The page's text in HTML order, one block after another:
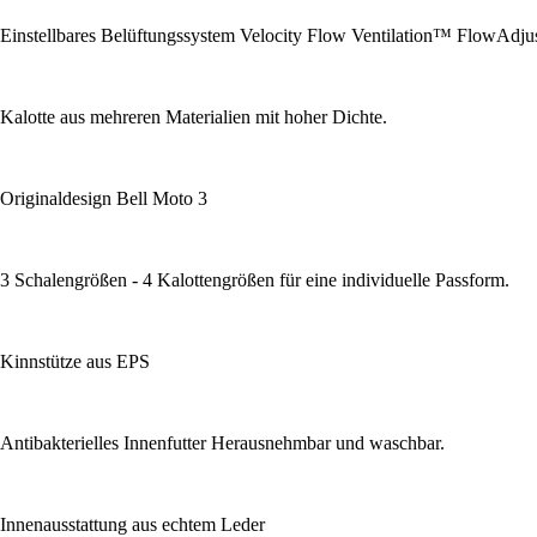
Einstellbares Belüftungssystem Velocity Flow Ventilation™
Kalotte aus mehreren Materialien mit hoher Dichte.
Originaldesign Bell Moto 3
3 Schalengrößen - 4 Kalottengrößen für eine individuelle Passform.
Kinnstütze aus EPS
Antibakterielles Innenfutter Herausnehmbar und waschbar.
Innenausstattung aus echtem Leder